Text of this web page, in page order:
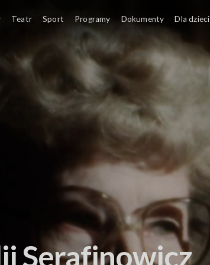
Serafinowicz
Teatr Sport Programy Dokumenty Dla dzieci